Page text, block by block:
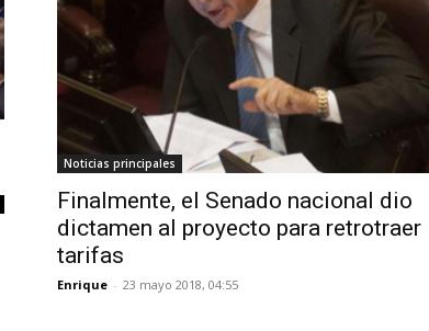
Noticias principales
Finalmente, el Senado nacional dio
dictamen al proyecto para retrotraer
tarifas
Enrique - 23 mayo 2018, 04:55